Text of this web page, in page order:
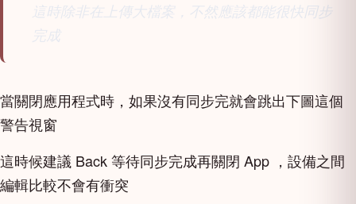
這時除非在上傳大檔案，不然應該都能很快同步
完成
當關閉應用程式時，如果沒有同步完就會跳出下圖這個
警告視窗
這時候建議 Back 等待同步完成再關閉 App ，設備之間
編輯比較不會有衝突